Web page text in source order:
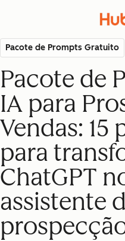
Pacote de Prompts Gratuito
Pacote de
IA para
Vendas: 15
para
ChatGPT
assistente